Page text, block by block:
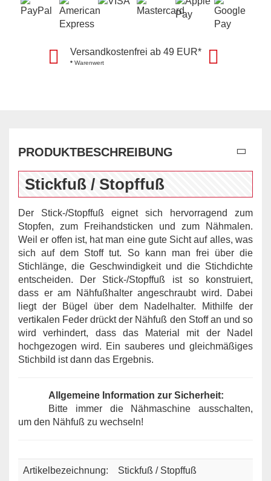
Versandkostenfrei ab 49 EUR*
*Warenwert
PRODUKTBESCHREIBUNG
Stickfuß / Stopffuß
Der Stick-/Stopffuß eignet sich hervorragend zum
Stopfen, zum Freihandsticken und zum Nähmalen.
Weil er offen ist, hat man eine gute Sicht auf alles, was
sich auf dem Stoff tut. So kann man frei über die
Stichlänge, die Geschwindigkeit und die Stichdichte
entscheiden. Der Stick-/Stopffuß ist so konstruiert,
dass er am Nähfußhalter angeschraubt wird. Dabei
liegt der Bügel über dem Nadelhalter. Mithilfe der
vertikalen Feder drückt der Nähfuß den Stoff an und so
wird verhindert, dass das Material mit der Nadel
hochgezogen wird. Ein sauberes und gleichmäßiges
Stichbild ist dann das Ergebnis.
Allgemeine Information zur Sicherheit:
Bitte immer die Nähmaschine ausschalten,
um den Nähfuß zu wechseln!
Artikelbezeichnung: Stickfuß / Stopffuß